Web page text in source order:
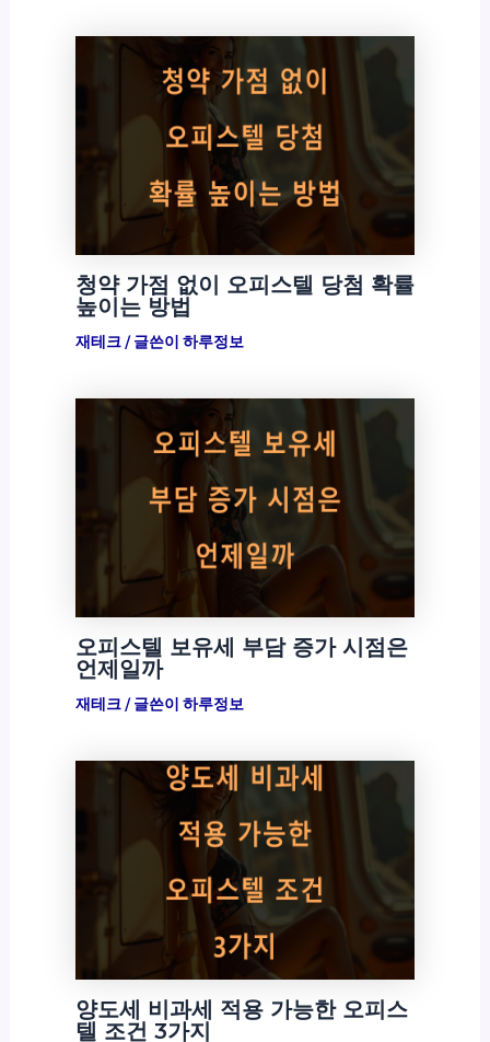
청약 가점 없이 오피스텔 당첨 확률
높이는 방법
재테크/ 글쓴이 하루정보
오피스텔 보유세 부담 증가 시점은
언제일까
재테크/ 글쓴이 하루정보
양도세 비과세 적용 가능한 오피스
텔 조건 3가지